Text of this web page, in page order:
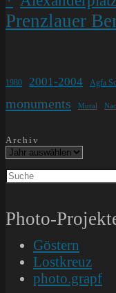
Prenzlauer
1980 2001-2004 Agfa
monuments Mural
Archiv
Photo-
Göstern
Lostkreuz
photo.grapf